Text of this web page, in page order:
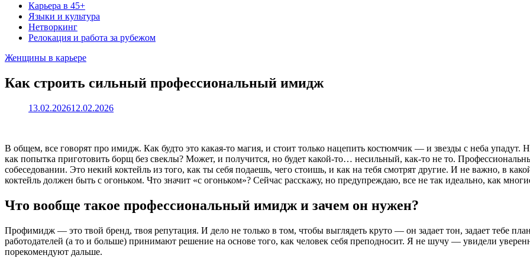
Карьера в 45+
Языки и культура
Нетворкинг
Релокация и работа за рубежом
Женщины в карьере
Как строить сильный профессиональный имидж
13.02.202612.02.2026
В общем, все говорят про имидж. Как будто это какая-то магия, и стоит только нацепить костюмчик — и звезды с неба
как попытка приготовить борщ без свеклы? Может, и получится, но будет какой-то… несильный, как-то не то.
собеседовании. Это некий коктейль из того, как ты себя подаешь, чего стоишь, и как на тебя смотрят другие. И не важно, в
коктейль должен быть с огоньком. Что значит «с огоньком»? Сейчас расскажу, но предупреждаю, все не так идеально, как
Что вообще такое профессиональный имидж и зачем он нужен?
Профимидж — это твой бренд, твоя репутация. И дело не только в том, чтобы выглядеть круто — он задает тон, задает тебе
работодателей (а то и больше) принимают решение на основе того, как человек себя преподносит. Я не шучу — увидели
порекомендуют дальше.